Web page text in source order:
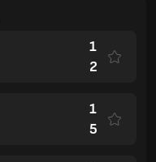
1
2
1
5